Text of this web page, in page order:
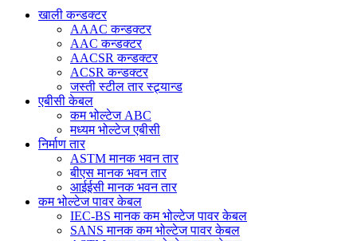
खाली कन्डक्टर
AAAC कन्डक्टर
AAC कन्डक्टर
AACSR कन्डक्टर
ACSR कन्डक्टर
जस्ती स्टील तार स्ट्र्यान्ड
एबीसी केबल
कम भोल्टेज ABC
मध्यम भोल्टेज एबीसी
निर्माण तार
ASTM मानक भवन तार
बीएस मानक भवन तार
आईईसी मानक भवन तार
कम भोल्टेज पावर केबल
IEC-BS मानक कम भोल्टेज पावर केबल
SANS मानक कम भोल्टेज पावर केबल